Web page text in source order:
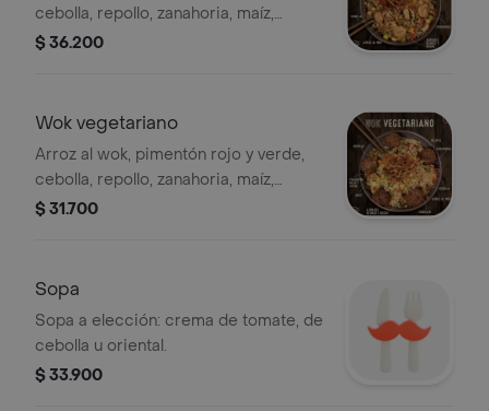
cebolla, repollo, zanahoria, maíz,
cebolla puerro, cebollín, ajonjolí,
$ 36.200
Wok vegetariano
Arroz al wok, pimentón rojo y verde,
cebolla, repollo, zanahoria, maíz,
cebolla puerro, cebollín, ajonjolí,
$ 31.700
Sopa
Sopa a elección: crema de tomate, de
cebolla u oriental.
$ 33.900